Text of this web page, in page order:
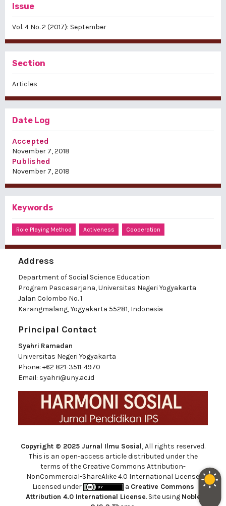
Issue
Vol. 4 No. 2 (2017): September
Section
Articles
Date Log
Accepted
November 7, 2018
Published
November 7, 2018
Keywords
Role Playing Method Activeness Cooperation
Address
Department of Social Science Education
Program Pascasarjana, Universitas Negeri Yogyakarta
Jalan Colombo No. 1
Karangmalang, Yogyakarta 55281, Indonesia
Principal Contact
Syahri Ramadan
Universitas Negeri Yogyakarta
Phone: +62 821-3511-4970
Email: syahri@uny.ac.id
Copyright © 2025 Jurnal Ilmu Sosial, All rights reserved.
This is an open-access article distributed under the
terms of the Creative Commons Attribution-
NonCommercial-ShareAlike 4.0 International License.
Licensed under
a Creative Commons
Attribution 4.0 International License. Site using Noble